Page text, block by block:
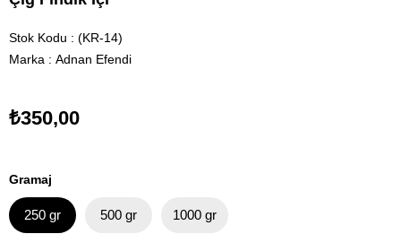
Stok Kodu
(KR-14)
Marka : Adnan Efendi
₺350,00
Gramaj
250 gr 500 gr 1000 gr